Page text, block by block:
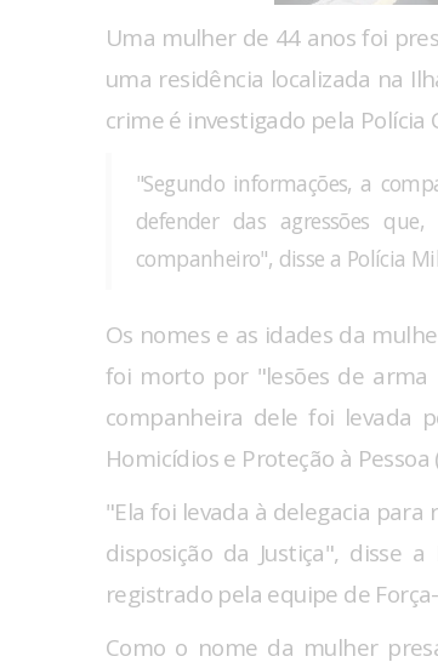
Uma mulher de 44 anos foi
uma residência localizada na
crime é investigado pela
"Segundo informações, a
defender das agressões
companheiro", disse a Polícia
Os nomes e as idades da
foi morto por "lesões de arma
companheira dele foi levada
Homicídios e Proteção à
"Ela foi levada à delegacia
disposição da Justiça", disse
registrado pela equipe de
Como o nome da mulher